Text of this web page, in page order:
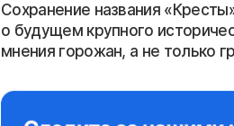
Сохранение названия
о будущем крупного
мнения горожан, а не только